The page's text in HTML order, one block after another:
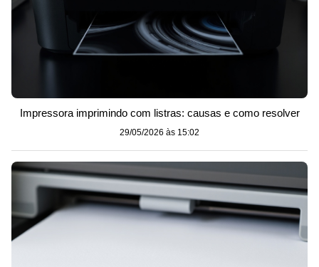
Impressora imprimindo com listras: causas e como resolver
29/05/2026 às 15:02